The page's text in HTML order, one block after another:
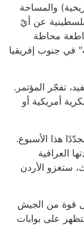
والمساحة
عن أيّ
محاطة
في جنوب إفريقيا
تفجّر المؤتمر.
أمريكية أو
هذا الأسبوع.
العراقية
ستغزو الأردن
قوة من الجيش
على بوابات